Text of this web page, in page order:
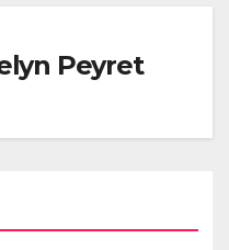
Peyret